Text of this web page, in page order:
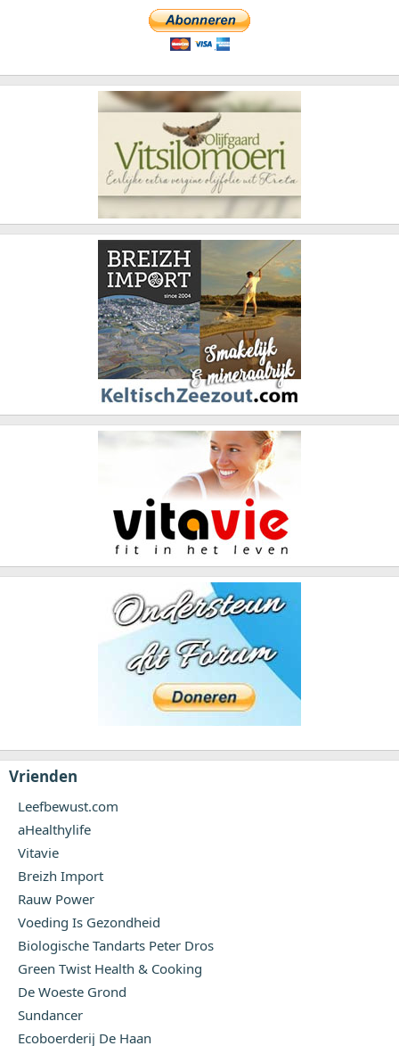
Vrienden
Leefbewust.com
aHealthylife
Vitavie
Breizh Import
Rauw Power
Voeding Is Gezondheid
Biologische Tandarts Peter Dros
Green Twist Health & Cooking
De Woeste Grond
Sundancer
Ecoboerderij De Haan